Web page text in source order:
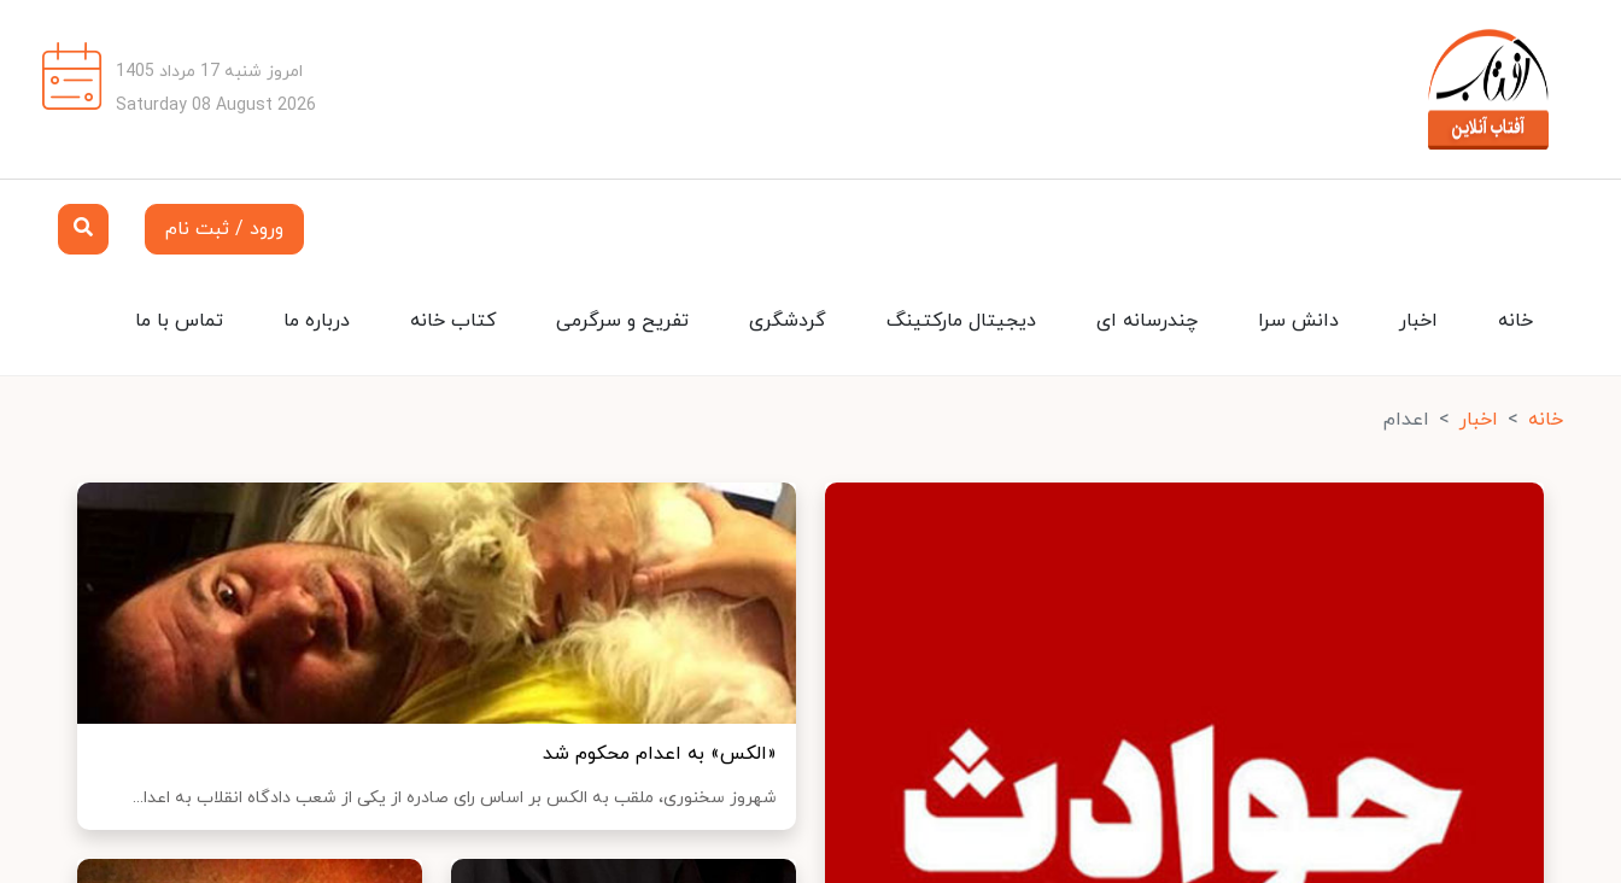
امروز شنبه 17 مرداد 1405
Saturday 08 August 2026
ورود / ثبت نام
تماس با ما درباره ما کتاب خانه تفریح و سرگرمی گردشگری دیجیتال مارکتینگ چندرسانه ای دانش سرا اخبار خانه
خانه اخبار اعدام
«الکس» به اعدام محکوم شد
شهروز سخنوری، ملقب به الکس بر اساس رای صادره از یکی از شعب دادگاه انقلاب به اعدا...